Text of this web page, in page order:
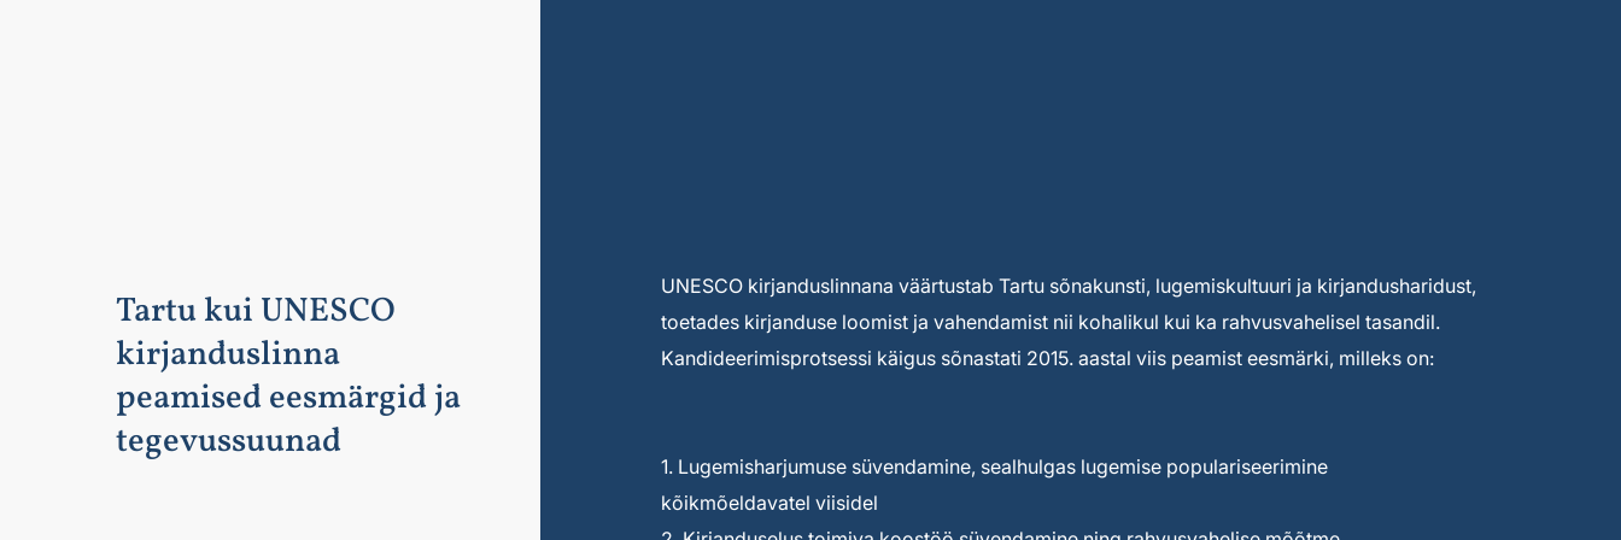
Tartu kui UNESCO
kirjanduslinna
peamised eesmärgid ja
tegevussuunad
UNESCO kirjanduslinnana väärtustab Tartu sõnakunsti, lugemiskultuuri ja kirjandusharidust,
toetades kirjanduse loomist ja vahendamist nii kohalikul kui ka rahvusvahelisel tasandil.
Kandideerimisprotsessi käigus sõnastati 2015. aastal viis peamist eesmärki, milleks on:
1. Lugemisharjumuse süvendamine, sealhulgas lugemise populariseerimine
kõikmõeldavatel viisidel